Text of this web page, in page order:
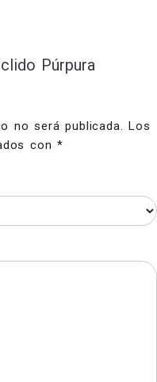
Púrpura
no será publicada. Los
con*